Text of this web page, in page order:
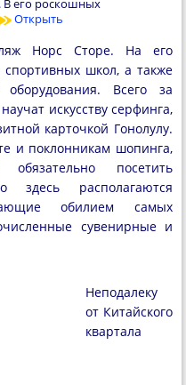
В его роскошных
Открыть
Норс Сторе. На его
спортивных школ, а также
оборудования. Всего за
искусству серфинга,
карточкой Гонолулу.
и поклонникам шопинга,
посетить
здесь располагаются
обилием самых
сувенирные и
Неподалеку
от Китайского
квартала